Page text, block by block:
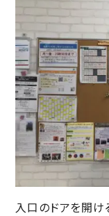
入口のドアを開け